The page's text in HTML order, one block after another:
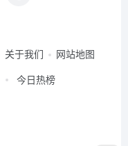
关于我们
网站地图
今日热榜